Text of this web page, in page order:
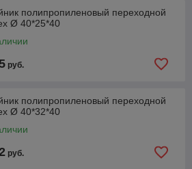
полипропиленовый переходной
Ø 40*25*40
руб.
полипропиленовый переходной
Ø 40*32*40
руб.